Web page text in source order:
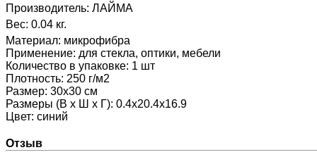
Производитель: ЛАЙМА
Вес: 0.04 кг.
Материал: микрофибра
Применение: для стекла, оптики, мебели
Количество в упаковке: 1 шт
Плотность: 250 г/м2
Размер: 30х30 см
Размеры (В х Ш х Г): 0.4x20.4x16.9
Цвет: синий
Отзыв